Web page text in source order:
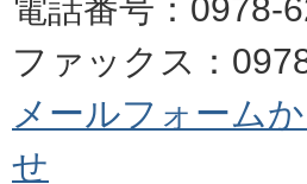
電話番号：0978-
ファックス：
メールフォーム
せ